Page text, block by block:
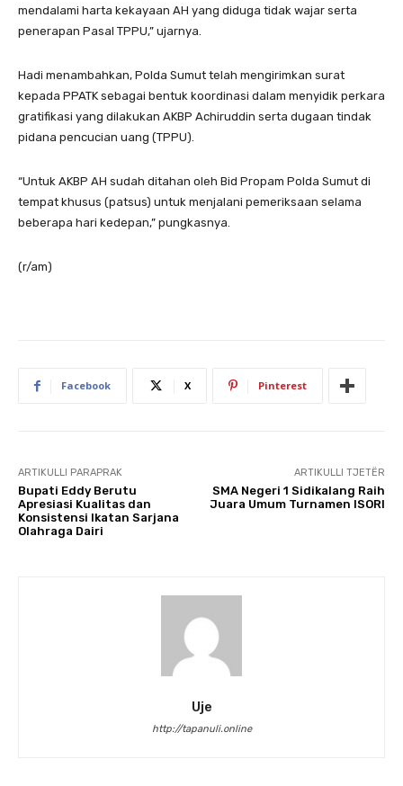
mendalami harta kekayaan AH yang diduga tidak wajar serta
penerapan Pasal TPPU,” ujarnya.
Hadi menambahkan, Polda Sumut telah mengirimkan surat
kepada PPATK sebagai bentuk koordinasi dalam menyidik perkara
gratifikasi yang dilakukan AKBP Achiruddin serta dugaan tindak
pidana pencucian uang (TPPU).
“Untuk AKBP AH sudah ditahan oleh Bid Propam Polda Sumut di
tempat khusus (patsus) untuk menjalani pemeriksaan selama
beberapa hari kedepan,” pungkasnya.
(r/am)
Facebook X Pinterest
ARTIKULLI PARAPRAK
Bupati Eddy Berutu
Apresiasi Kualitas dan
Konsistensi Ikatan Sarjana
Olahraga Dairi
ARTIKULLI TJETËR
SMA Negeri 1 Sidikalang Raih
Juara Umum Turnamen ISORI
Uje
http://tapanuli.online